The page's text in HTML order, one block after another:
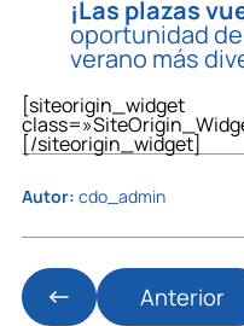
¡Las plazas
oportunidad
verano más
[siteorigin_widget
[/siteorigin_widget]
Autor: cdo_admin
Anterior